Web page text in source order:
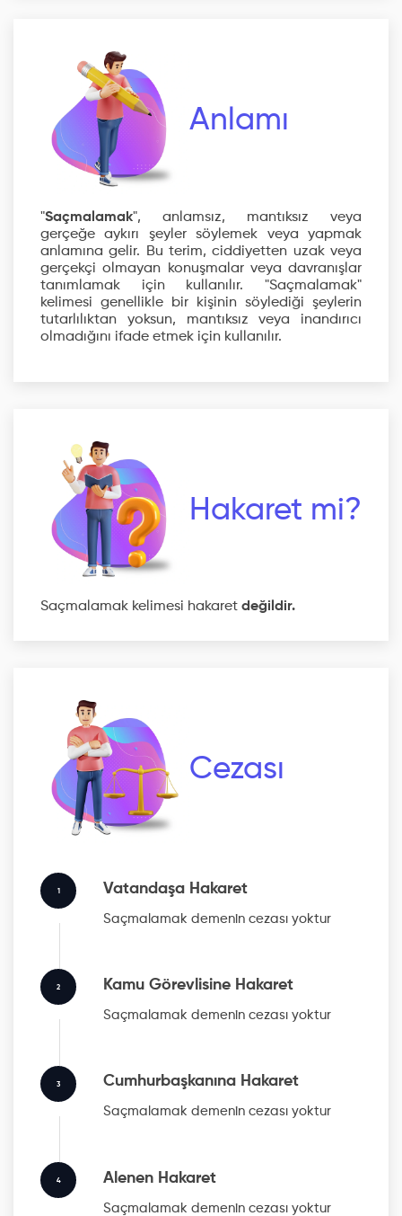
Anlamı
"Saçmalamak", anlamsız, mantıksız veya
gerçeğe aykırı şeyler söylemek veya yapmak
anlamına gelir. Bu terim, ciddiyetten uzak veya
gerçekçi olmayan konuşmalar veya davranışlar
tanımlamak için kullanılır. "Saçmalamak"
kelimesi genellikle bir kişinin söylediği şeylerin
tutarlılıktan yoksun, mantıksız veya inandırıcı
olmadığını ifade etmek için kullanılır.
Hakaret mi?
Saçmalamak kelimesi hakaret değildir.
Cezası
1 Vatandaşa Hakaret
Saçmalamak demenin cezası yoktur
2 Kamu Görevlisine Hakaret
Saçmalamak demenin cezası yoktur
3 Cumhurbaşkanına Hakaret
Saçmalamak demenin cezası yoktur
4 Alenen Hakaret
Saçmalamak demenin cezası yoktur